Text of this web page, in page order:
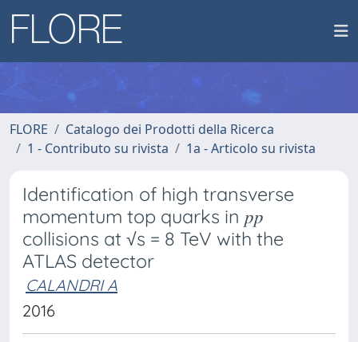
FLORE
Catalogo dei Prodotti della Ricerca
1 - Contributo su rivista
1a - Articolo su rivista
Identification of high transverse
momentum top quarks in 𝑝𝑝
collisions at √s = 8 TeV with the
ATLAS detector
CALANDRI A
2016